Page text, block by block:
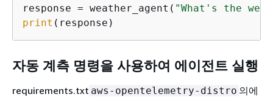
response = weather_agent( "What's the
print (response)
자동 계측 명령을 사용하여 에이전트 실행
requirements.txt aws-opentelemetry-distro 의에